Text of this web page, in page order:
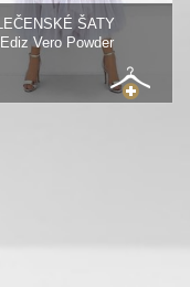
ŠATY
Vero Powder